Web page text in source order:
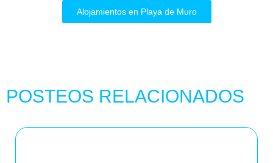
Alojamientos en Playa de Muro
POSTEOS RELACIONADOS